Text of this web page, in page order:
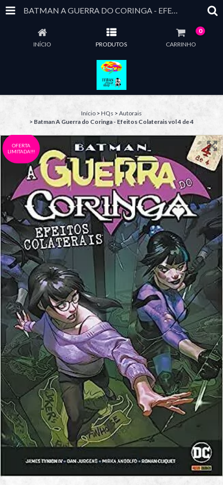
BATMAN A GUERRA DO CORINGA - EFEITOS COLATERAIS VOL 4 DE 4
INÍCIO PRODUTOS CARRINHO
0
Início > HQs > Autorais
> Batman A Guerra do Coringa - Efeitos Colaterais vol 4 de 4
OFERTA
LIMITADA!!!